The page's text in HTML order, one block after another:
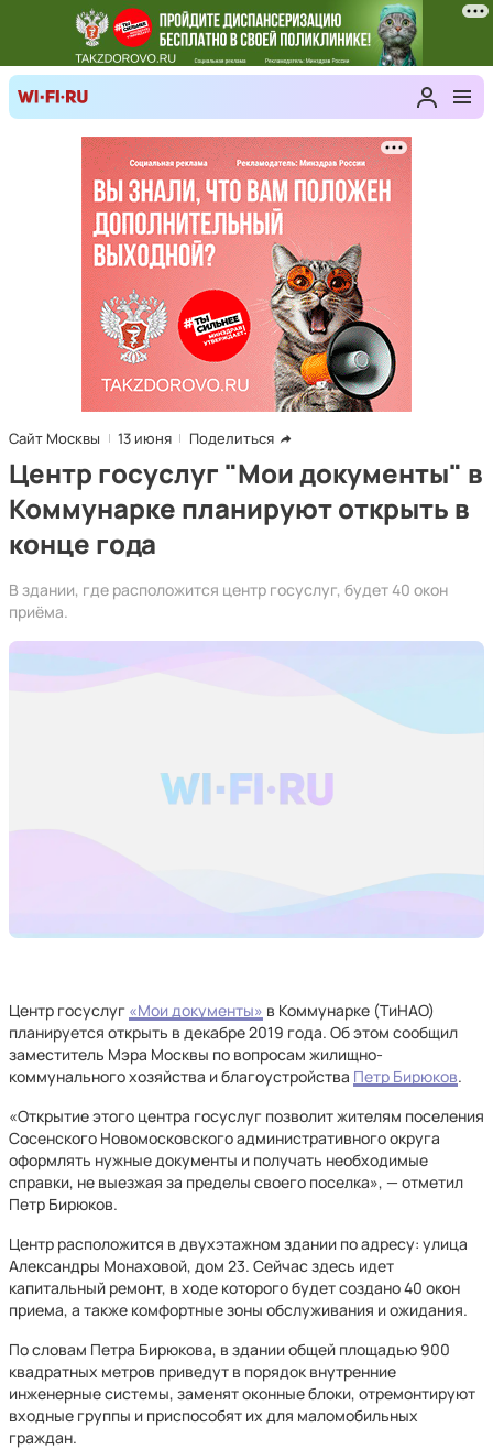
Сайт Москвы 13 июня Поделиться
Центр госуслуг "Мои документы" в
Коммунарке планируют открыть в
конце года
В здании, где расположится центр госуслуг, будет 40 окон
приёма.
Центр госуслуг «Мои документы» в Коммунарке (ТиНАО)
планируется открыть в декабре 2019 года. Об этом сообщил
заместитель Мэра Москвы по вопросам жилищно-
коммунального хозяйства и благоустройства Петр Бирюков.
«Открытие этого центра госуслуг позволит жителям поселения
Сосенского Новомосковского административного округа
оформлять нужные документы и получать необходимые
справки, не выезжая за пределы своего поселка», — отметил
Петр Бирюков.
Центр расположится в двухэтажном здании по адресу: улица
Александры Монаховой, дом 23. Сейчас здесь идет
капитальный ремонт, в ходе которого будет создано 40 окон
приема, а также комфортные зоны обслуживания и ожидания.
По словам Петра Бирюкова, в здании общей площадью 900
квадратных метров приведут в порядок внутренние
инженерные системы, заменят оконные блоки, отремонтируют
входные группы и приспособят их для маломобильных
граждан.